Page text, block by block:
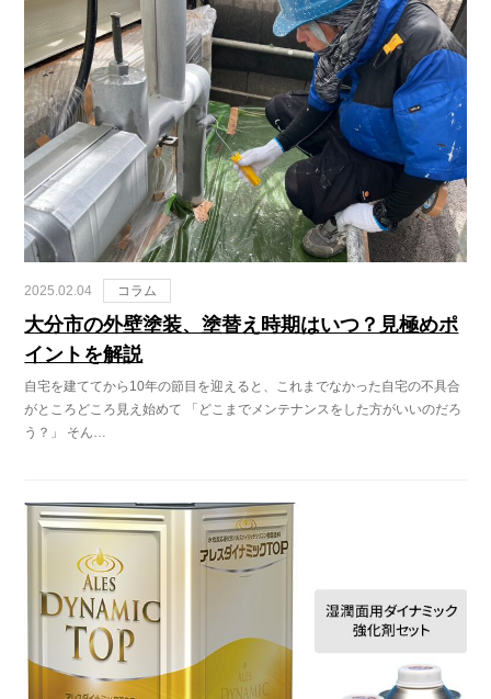
2025.02.04 コラム
大分市の外壁塗装、塗替え時期はいつ？見極めポ
イントを解説
自宅を建ててから10年の節目を迎えると、これまでなかった自宅の不具合
がところどころ見え始めて 「どこまでメンテナンスをした方がいいのだろ
う？」 そん…